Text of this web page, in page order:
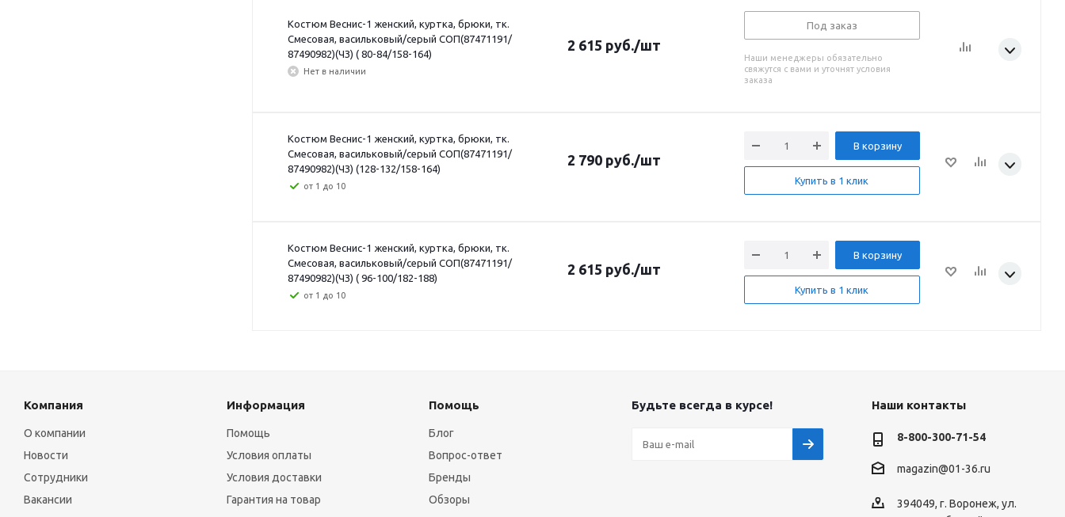
Костюм Веснис-1 женский, куртка, брюки, тк.
Смесовая, васильковый/серый СОП(87471191/
87490982)(ЧЗ) ( 80-84/158-164)
Нет в наличии
2 615 руб./шт
Под заказ
Наши менеджеры обязательно
свяжутся с вами и уточнят условия
заказа
Костюм Веснис-1 женский, куртка, брюки, тк.
Смесовая, васильковый/серый СОП(87471191/
87490982)(ЧЗ) (128-132/158-164)
от 1 до 10
2 790 руб./шт
В корзину
Купить в 1 клик
Костюм Веснис-1 женский, куртка, брюки, тк.
Смесовая, васильковый/серый СОП(87471191/
87490982)(ЧЗ) ( 96-100/182-188)
от 1 до 10
2 615 руб./шт
В корзину
Купить в 1 клик
Компания
О компании
Новости
Сотрудники
Вакансии
Информация
Помощь
Условия оплаты
Условия доставки
Гарантия на товар
Помощь
Блог
Вопрос-ответ
Бренды
Обзоры
Будьте всегда в курсе! Наши контакты
8-800-300-71-54
magazin@01-36.ru
394049, г. Воронеж, ул.